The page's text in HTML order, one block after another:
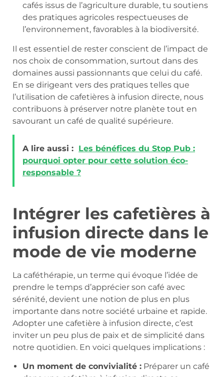
cafés issus de l’agriculture durable, tu soutiens
des pratiques agricoles respectueuses de
l’environnement, favorables à la biodiversité.
Il est essentiel de rester conscient de l’impact de
nos choix de consommation, surtout dans des
domaines aussi passionnants que celui du café.
En se dirigeant vers des pratiques telles que
l’utilisation de cafetières à infusion directe, nous
contribuons à préserver notre planète tout en
savourant un café de qualité supérieure.
A lire aussi : Les bénéfices du Stop Pub :
pourquoi opter pour cette solution éco-
responsable ?
Intégrer les cafetières à
infusion directe dans le
mode de vie moderne
La caféthérapie, un terme qui évoque l’idée de
prendre le temps d’apprécier son café avec
sérénité, devient une notion de plus en plus
importante dans notre société urbaine et rapide.
Adopter une cafetière à infusion directe, c’est
inviter un peu plus de paix et de simplicité dans
notre quotidien. En voici quelques implications :
Un moment de convivialité : Préparer un café